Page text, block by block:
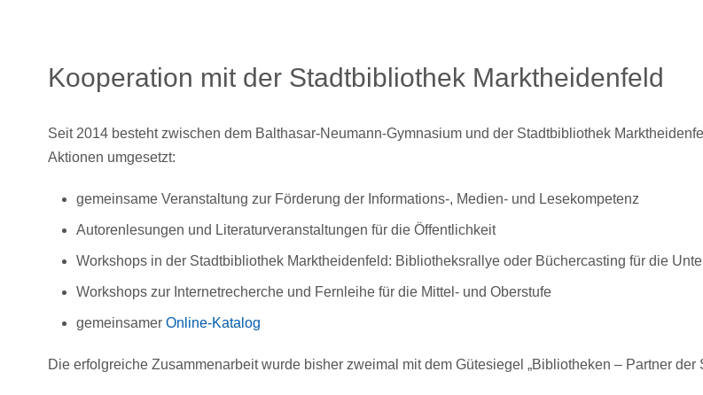
Kooperation mit der Stadtbibliothek Marktheidenfeld
Seit 2014 besteht zwischen dem Balthasar-Neumann-Gymnasium und der Stadtbibliothek
Aktionen umgesetzt:
gemeinsame Veranstaltung zur Förderung der Informations-, Medien- und Lesekompetenz
Autorenlesungen und Literaturveranstaltungen für die Öffentlichkeit
Workshops in der Stadtbibliothek Marktheidenfeld: Bibliotheksrallye oder Büchercasting für die
Workshops zur Internetrecherche und Fernleihe für die Mittel- und Oberstufe
gemeinsamer Online-Katalog
Die erfolgreiche Zusammenarbeit wurde bisher zweimal mit dem Gütesiegel „Bibliotheken – Partner der